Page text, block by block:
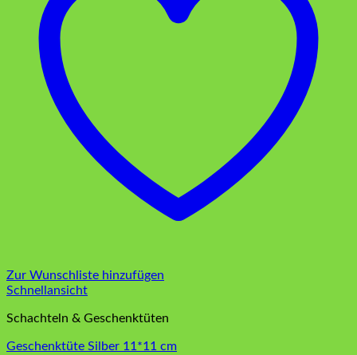
Zur Wunschliste hinzufügen
Schnellansicht
Schachteln & Geschenktüten
Geschenktüte Silber 11*11 cm